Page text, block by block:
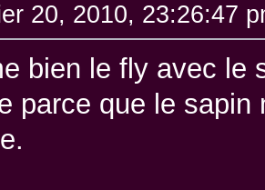
20, 2010, 23:26:47
bien le fly avec le
parce que le